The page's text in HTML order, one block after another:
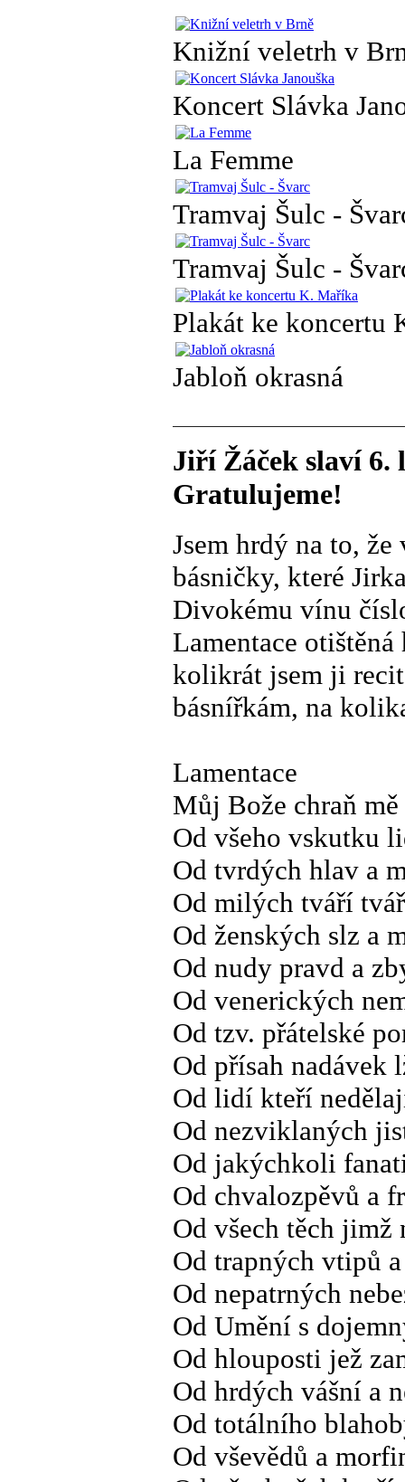
Knižní veletrh v
Koncert Slávka
La Femme
Tramvaj Šulc -
Tramvaj Šulc -
Plakát ke koncertu
Jabloň okrasná
Jiří Žáček slaví 6.
Gratulujeme!
Jsem hrdý na to,
básničky, které
Divokému vínu
Lamentace
kolikrát jsem ji
básnířkám, na
Lamentace
Můj Bože chraň mě
Od všeho vskutku
Od tvrdých hlav a
Od milých tváří
Od ženských slz a
Od nudy pravd a
Od venerických
Od tzv. přátelské
Od přísah nadávek
Od lidí kteří
Od nezviklaných
Od jakýchkoli
Od chvalozpěvů a
Od všech těch jimž
Od trapných vtipů
Od nepatrných
Od Umění s
Od hlouposti jež
Od hrdých vášní a
Od totálního
Od vševědů a